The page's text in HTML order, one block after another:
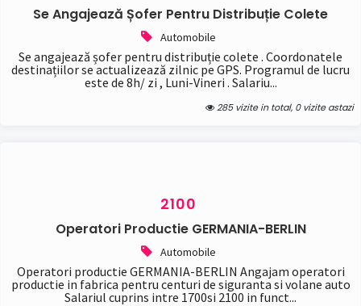
Se Angajează Șofer Pentru Distribuție Colete
Automobile
Se angajează șofer pentru distribuție colete . Coordonatele
destinațiilor se actualizează zilnic pe GPS. Programul de lucru
este de 8h/ zi , Luni-Vineri . Salariu...
285 vizite in total, 0 vizite astazi
2100
Operatori Productie GERMANIA-BERLIN
Automobile
Operatori productie GERMANIA-BERLIN Angajam operatori
productie in fabrica pentru centuri de siguranta si volane auto
Salariul cuprins intre 1700si 2100 in funct...